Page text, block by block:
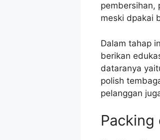
pembersihan,
meski dpakai
Dalam tahap
berikan
dataranya
polish
pelanggan
Packing